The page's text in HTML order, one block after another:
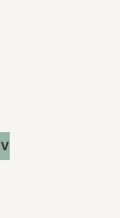
Vis produkt